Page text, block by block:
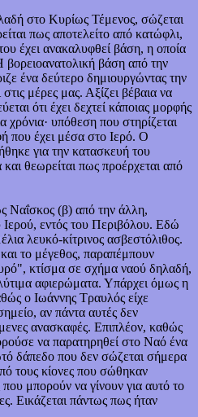
στο Κυρίως Τέμενος, σώζεται
πως αποτελείτο από κατώφλι,
έχει ανακαλυφθεί βάση, η οποία
βάση από την
ένα δεύτερο δημιουργώντας την
μέρες μας. Αξίζει βέβαια να
ότι έχει δεχτεί κάποιας μορφής
υπόθεση που στηρίζεται
που έχει μέσα στο Ιερό. Ο
για την κατασκευή του
θεωρείται πως προέρχεται από
Ναΐσκος (β) από την άλλη,
Ιερού, εντός του Περιβόλου. Εδώ
λευκό-κίτρινος ασβεστόλιθος.
το μέγεθος, παραπέμπουν
κτίσμα σε σχήμα ναού δηλαδή,
αφιερώματα. Υπάρχει όμως η
ο Ιωάννης Τραυλός είχε
αν πάντα αυτές δεν
ανασκαφές. Επιπλέον, καθώς
να παρατηρηθεί στο Ναό ένα
δάπεδο που δεν σώζεται σήμερα
τους κίονες που σώθηκαν
μπορούν να γίνουν για αυτό το
Εικάζεται πάντως πως ήταν